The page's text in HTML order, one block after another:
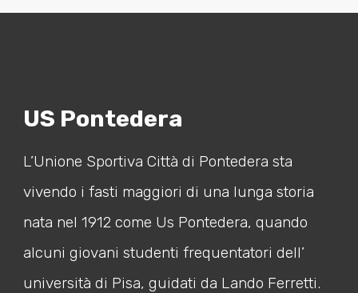
US Pontedera
L’Unione Sportiva Città di Pontedera sta
vivendo i fasti maggiori di una lunga storia
nata nel 1912 come Us Pontedera, quando
alcuni giovani studenti frequentatori dell’
università di Pisa, guidati da Lando Ferretti.